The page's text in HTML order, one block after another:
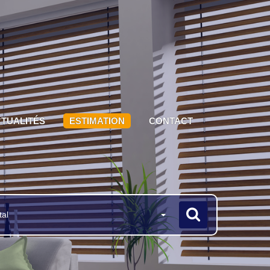
ESTIMATION CONTACT